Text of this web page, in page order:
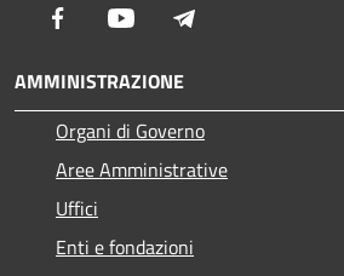
Facebook Youtube
AMMINISTRAZIONE
Organi di Governo
Aree Amministrative
Uffici
Enti e fondazioni